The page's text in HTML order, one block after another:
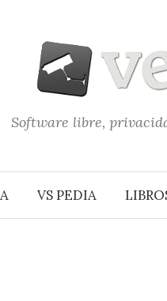
Software libre,
VS PEDIA